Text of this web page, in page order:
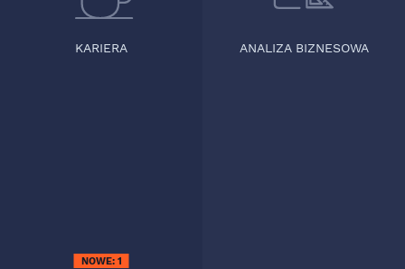
KARIERA
NOWE: 1
ANALIZA BIZNESOWA